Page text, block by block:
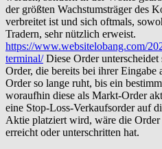
der größten Wachstumsträger des
verbreitet ist und sich oftmals,
Tradern, sehr nützlich erweist.
https://www.websitelobang.com/
terminal/Diese Order
Order, die bereits bei ihrer
Order so lange ruht, bis ein
woraufhin diese als Markt-Order
eine Stop-Loss-Verkaufsorder auf
Aktie platziert wird, wäre die
erreicht oder unterschritten hat.